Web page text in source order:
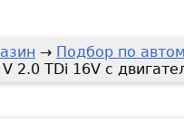
→ Подбор по
2.0 TDi 16V с